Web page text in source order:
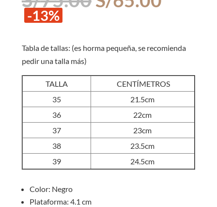
precio
S/75.00.
precio
S/
-13%
Tabla de tallas: (es horma pequeña, se recomienda
pedir una talla más)
TALLA
CENTÍMETROS
35
21.5cm
36
22cm
37
23cm
38
23.5cm
39
24.5cm
Color: Negro
Plataforma: 4.1 cm